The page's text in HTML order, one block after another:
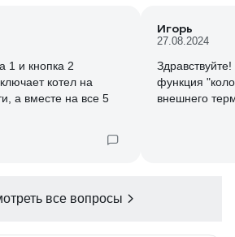
токовой и
контакты
можно и
1 и кнопка 2
котел на
а вместе на все 5
Игорь
27.08.2024
функция
внешнего
все вопросы